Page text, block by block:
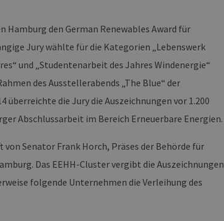
den German Renewables Award für
Jury wählte für die Kategorien „Lebenswerk
und „Studentenarbeit des Jahres Windenergie“
des Ausstellerabends „The Blue“ der
die Jury die Auszeichnungen vor 1.200
Abschlussarbeit im Bereich Erneuerbare Energien.
Senator Frank Horch, Präses der Behörde für
Das EEHH-Cluster vergibt die Auszeichnungen
folgende Unternehmen die Verleihung des